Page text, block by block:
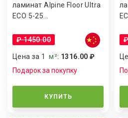
ламинат Alpine Floor Ultra
ECO 5-25...
₽ 1450.00
Цена за 1м²: 1316.00 ₽
Подарок за покупку
КУПИТЬ